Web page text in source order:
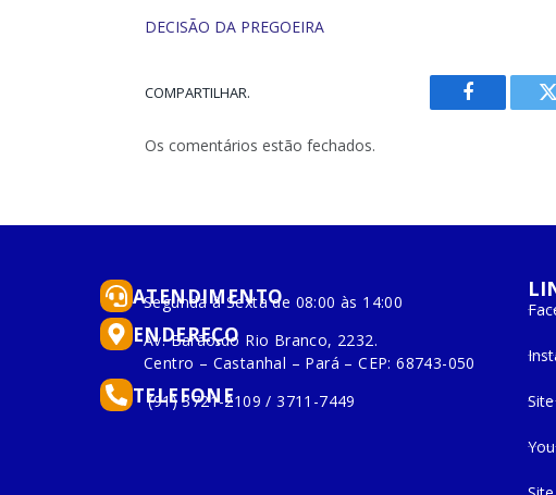
DECISÃO DA PREGOEIRA
COMPARTILHAR.
Facebook
Os comentários estão fechados.
ATENDIMENTO
Segunda à Sexta de 08:00 às 14:00
ENDEREÇO
Av. Barão do Rio Branco, 2232.
Centro – Castanhal – Pará – CEP: 68743-050
TELEFONE
(91) 3721-2109 / 3711-7449